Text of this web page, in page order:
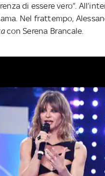
di essere vero”.
Nel frattempo,
con Serena Brancale.